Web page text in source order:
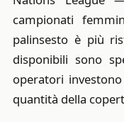
campionati
palinsesto è più
disponibili sono
operatori
quantità della